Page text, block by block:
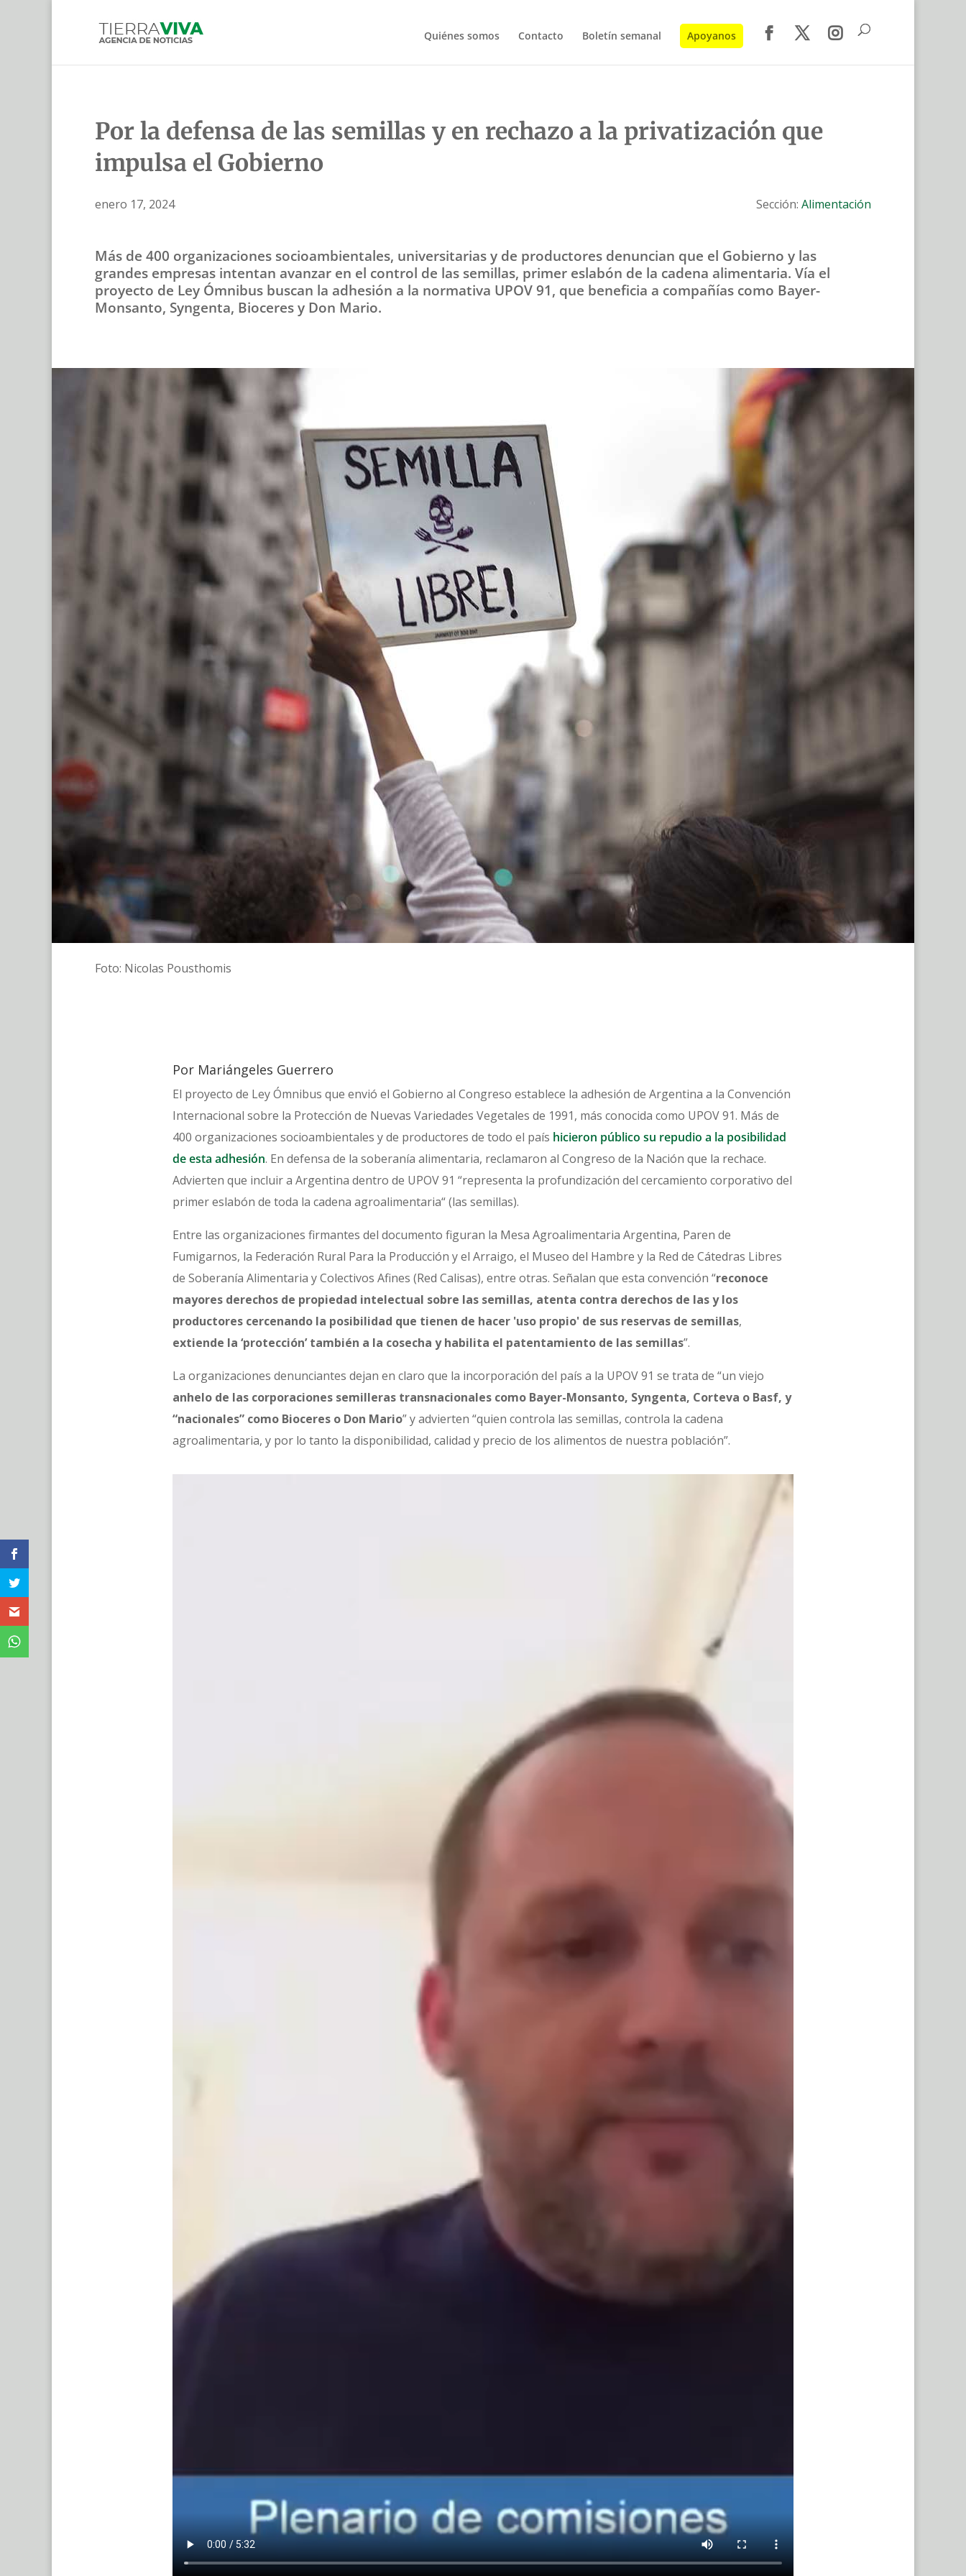
Quiénes somos Contacto Boletín semanal Apoyanos
Por la defensa de las semillas y en rechazo a la privatización que
impulsa el Gobierno
enero 17, 2024 Sección: Alimentación
Más de 400 organizaciones socioambientales, universitarias y de productores denuncian que el Gobierno y las
grandes empresas intentan avanzar en el control de las semillas, primer eslabón de la cadena alimentaria. Vía el
proyecto de Ley Ómnibus buscan la adhesión a la normativa UPOV 91, que beneficia a compañías como Bayer-
Monsanto, Syngenta, Bioceres y Don Mario.
Foto: Nicolas Pousthomis
Por Mariángeles Guerrero
El proyecto de Ley Ómnibus que envió el Gobierno al Congreso establece la adhesión de Argentina a la Convención
Internacional sobre la Protección de Nuevas Variedades Vegetales de 1991, más conocida como UPOV 91. Más de
400 organizaciones socioambientales y de productores de todo el país hicieron público su repudio a la posibilidad
de esta adhesión. En defensa de la soberanía alimentaria, reclamaron al Congreso de la Nación que la rechace.
Advierten que incluir a Argentina dentro de UPOV 91 “representa la profundización del cercamiento corporativo del
primer eslabón de toda la cadena agroalimentaria“ (las semillas).
Entre las organizaciones firmantes del documento figuran la Mesa Agroalimentaria Argentina, Paren de
Fumigarnos, la Federación Rural Para la Producción y el Arraigo, el Museo del Hambre y la Red de Cátedras Libres
de Soberanía Alimentaria y Colectivos Afines (Red Calisas), entre otras. Señalan que esta convención “reconoce
mayores derechos de propiedad intelectual sobre las semillas, atenta contra derechos de las y los
productores cercenando la posibilidad que tienen de hacer 'uso propio' de sus reservas de semillas,
extiende la ‘protección’ también a la cosecha y habilita el patentamiento de las semillas”.
La organizaciones denunciantes dejan en claro que la incorporación del país a la UPOV 91 se trata de “un viejo
anhelo de las corporaciones semilleras transnacionales como Bayer-Monsanto, Syngenta, Corteva o Basf, y
“nacionales” como Bioceres o Don Mario” y advierten “quien controla las semillas, controla la cadena
agroalimentaria, y por lo tanto la disponibilidad, calidad y precio de los alimentos de nuestra población”.